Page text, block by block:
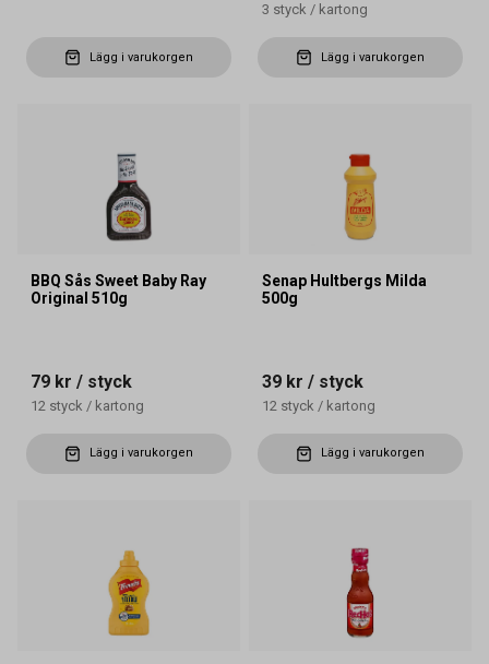
Lägg i varukorgen
3 styck / kartong
Lägg i varukorgen
BBQ Sås Sweet Baby Ray
Original 510g
79 kr / styck
12 styck / kartong
Lägg i varukorgen
Senap Hultbergs Milda
500g
39 kr / styck
12 styck / kartong
Lägg i varukorgen